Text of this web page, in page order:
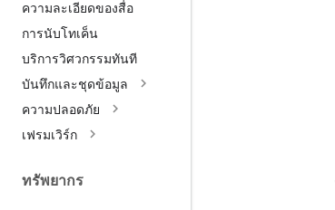
ความละเอียดของสื่อ
การนับโทเค็น
บริการวิศวกรรมทันที
บันทึกและชุดข้อมูล
ความปลอดภัย
เฟรมเวิร์ก
ทรัพยากร